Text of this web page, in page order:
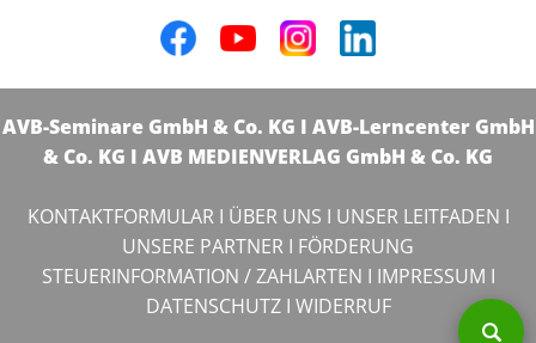
AVB-Seminare GmbH & Co. KG I AVB-Lerncenter GmbH
& Co. KG I AVB MEDIENVERLAG GmbH & Co. KG
KONTAKTFORMULARI ÜBER UNS I UNSER LEITFADEN I
UNSERE PARTNER I FÖRDERUNG
STEUERINFORMATION / ZAHLARTEN I IMPRESSUM I
DATENSCHUTZI WIDERRUF